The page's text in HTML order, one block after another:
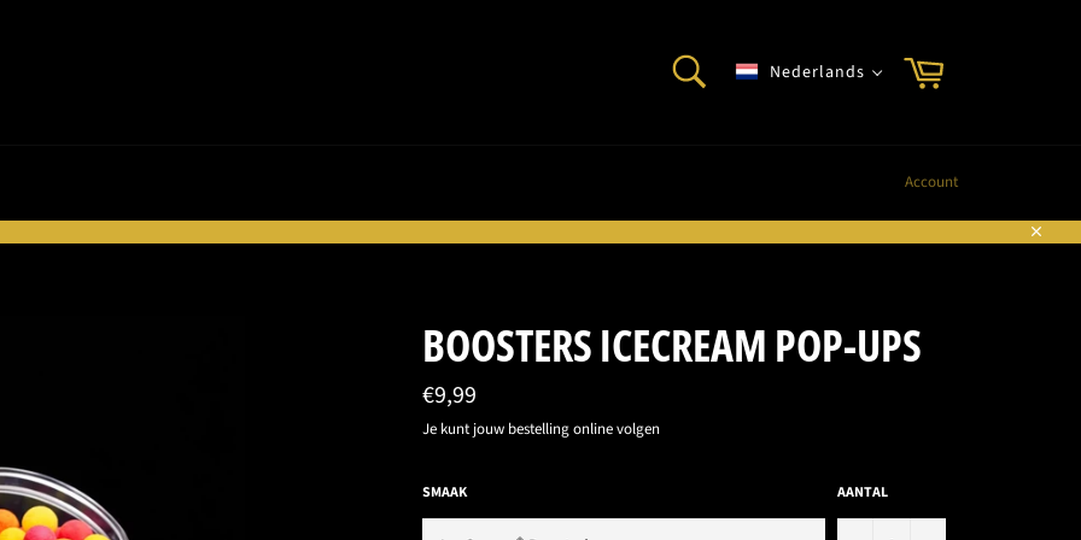
Nederlands
Account
BOOSTERS ICECREAM POP-UPS
Normale
prijs
€9,99
Je kunt jouw bestelling online volgen
SMAAK AANTAL